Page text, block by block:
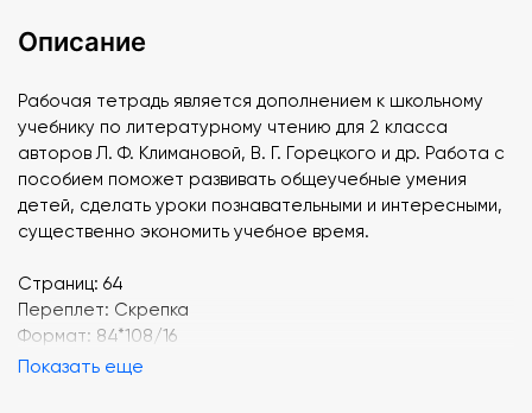
Описание
Рабочая тетрадь является дополнением к школьному
учебнику по литературному чтению для 2 класса
авторов Л. Ф. Климановой, В. Г. Горецкого и др. Работа с
пособием поможет развивать общеучебные умения
детей, сделать уроки познавательными и интересными,
существенно экономить учебное время.
Страниц: 64
Переплет: Скрепка
Формат: 84*108/16
Показать еще